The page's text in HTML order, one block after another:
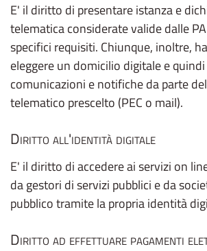
E' il diritto di presentare istanza e
telematica considerate valide dalle
specifici requisiti. Chiunque, inoltre,
eleggere un domicilio digitale e
comunicazioni e notifiche da parte
telematico prescelto (PEC o mail).
Diritto all'identità digitale
E' il diritto di accedere ai servizi on
da gestori di servizi pubblici e da
pubblico tramite la propria identità
Diritto ad effettuare pagamenti